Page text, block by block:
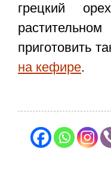
грецкий
приготовить
на кефире.